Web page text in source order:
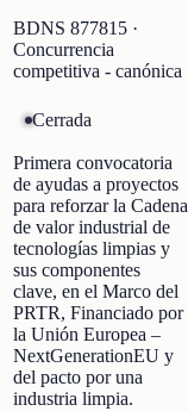
BDNS 877815 ·
Concurrencia
competitiva - canónica
Cerrada
Primera convocatoria
de ayudas a proyectos
para reforzar la Cadena
de valor industrial de
tecnologías limpias y
sus componentes
clave, en el Marco del
PRTR, Financiado por
la Unión Europea –
NextGenerationEU y
del pacto por una
industria limpia.